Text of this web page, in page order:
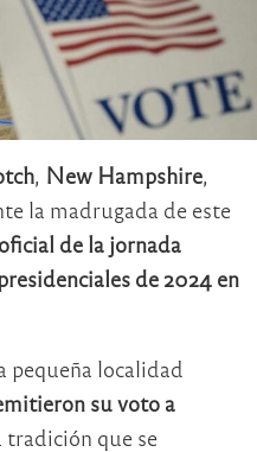
, New Hampshire,
la madrugada de este
de la jornada
de 2024 en
pequeña localidad
su voto a
tradición que se